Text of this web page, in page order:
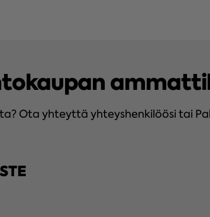
Ota yhteyttä yhteyshenkilöösi tai